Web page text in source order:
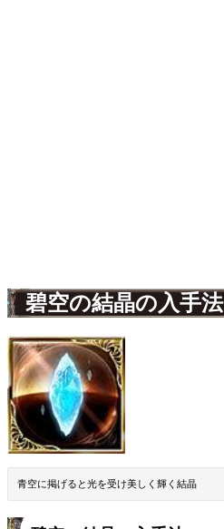
碧空の結晶の入手法
青空に掲げると光を受け美しく輝く結晶